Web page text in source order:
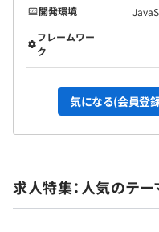
開発環境
フレームワー
ク
気になる(会員登
求人特集：人気のテ